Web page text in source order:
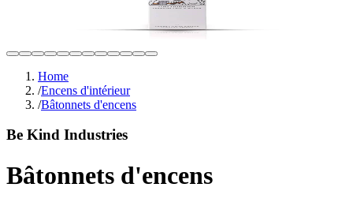
Home
/Encens d'intérieur
/Bâtonnets d'encens
Be Kind Industries
Bâtonnets d'encens